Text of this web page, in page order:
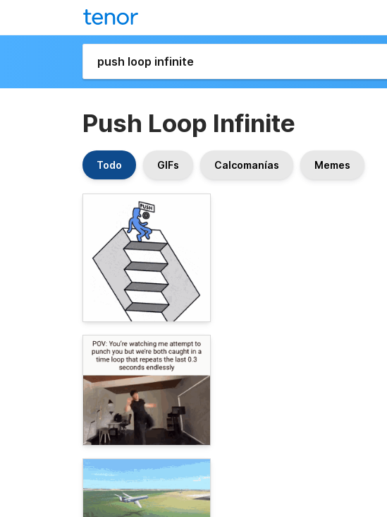
Push Loop Infinite
Todo GIFs Calcomanías Memes